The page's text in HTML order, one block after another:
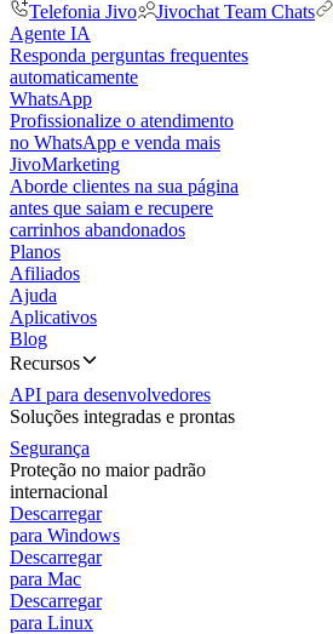
Telefonia Jivo
Jivochat Team Chats
Agente IA
Responda perguntas frequentes
automaticamente
WhatsApp
Profissionalize o atendimento
no WhatsApp e venda mais
JivoMarketing
Aborde clientes na sua página
antes que saiam e recupere
carrinhos abandonados
Planos
Afiliados
Ajuda
Aplicativos
Blog
Recursos
API para desenvolvedores
Soluções integradas e prontas
Segurança
Proteção no maior padrão
internacional
Descarregar
para Windows
Descarregar
para Mac
Descarregar
para Linux